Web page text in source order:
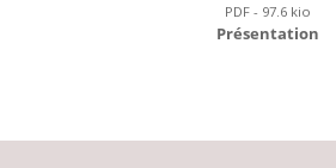
PDF - 97.6 kio
Présentation